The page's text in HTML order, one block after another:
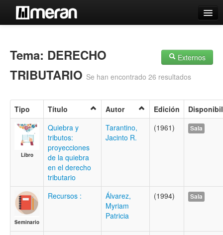
Búsqueda Avanzada
Estantes Virtuales
Contacto
Iniciar sesión
Externos
Tema: DERECHO
TRIBUTARIO Se han encontrado 26 resultados
Tipo Título Autor Edición
Libro
Quiebra y
tributos:
proyecciones
de la quiebra
en el derecho
tributario
Tarantino,
Jacinto R.
(1961) Sala
Seminario
Recursos :
Álvarez,
Myriam
Patricia
(1994) Sala